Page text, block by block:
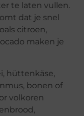
te laten vullen.
dat je snel
citroen,
maken je
hüttenkäse,
bonen of
volkoren